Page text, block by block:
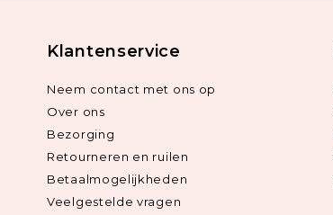
Klantenservice
Neem contact met ons op
Over ons
Bezorging
Retourneren en ruilen
Betaalmogelijkheden
Veelgestelde vragen